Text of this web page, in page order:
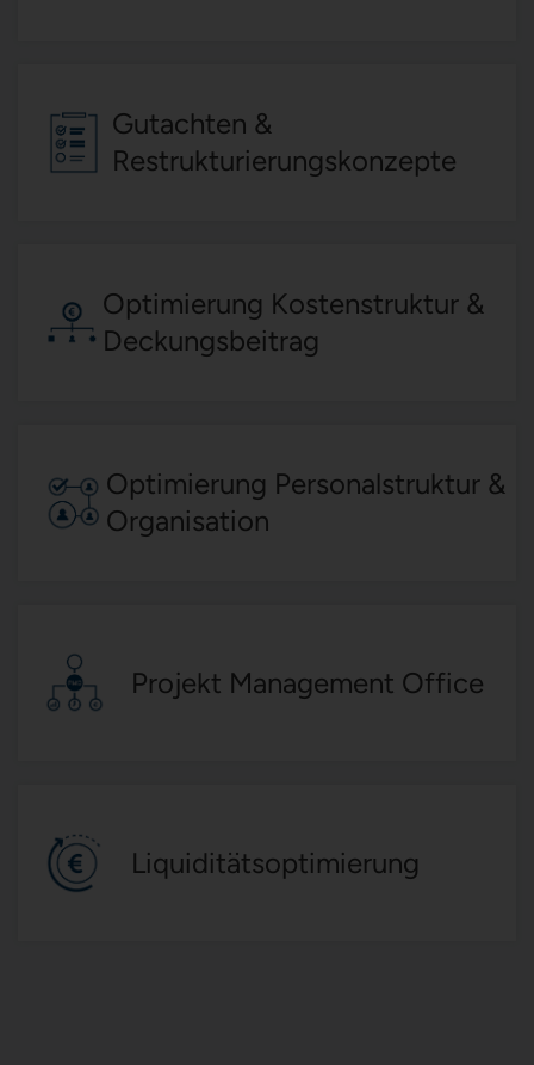
Gutachten &
Restrukturierungskonzepte
Optimierung Kostenstruktur &
Deckungsbeitrag
Optimierung Personalstruktur &
Organisation
Projekt Management Office
Liquiditätsoptimierung